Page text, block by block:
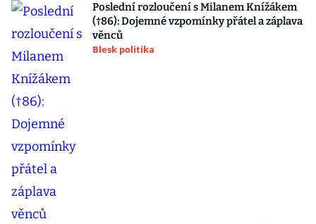
Poslední rozloučení s Milanem Knížákem
(†86): Dojemné vzpomínky přátel a záplava
věnců
Blesk politika